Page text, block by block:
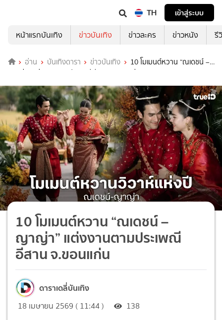
TH
เข้าสู่ระบบ
หน้าแรกบันเทิง
ข่าวบันเทิง ข่าวละคร ข่าวหนัง รี
อ่าน บันเทิงดารา ข่าวบันเทิง
10 โมเมนต์หวาน “ณเดชน์ –
ญาญ่า” แต่งงานตามประเพณีอีสาน จ.ขอนแก่น
10 โมเมนต์หวาน “ณเดชน์ –
ญาญ่า” แต่งงานตามประเพณี
อีสาน จ.ขอนแก่น
ดาราเดลี่บันเทิง
18 เมษายน 2569 ( 11:44 ) 138